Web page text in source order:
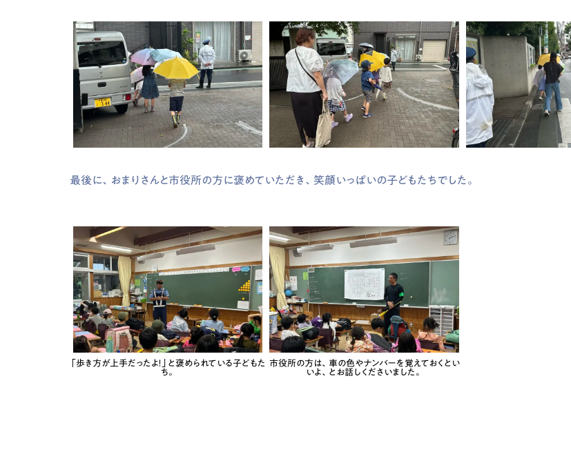
最後に、おまりさんと市役所の方に褒めていただき、笑顔いっぱいの子どもたちでした。
「歩き方が上手だったよ！」と褒められている子どもた
ち。
市役所の方は、車の色やナンバーを覚えておくとい
いよ、とお話しくださいました。